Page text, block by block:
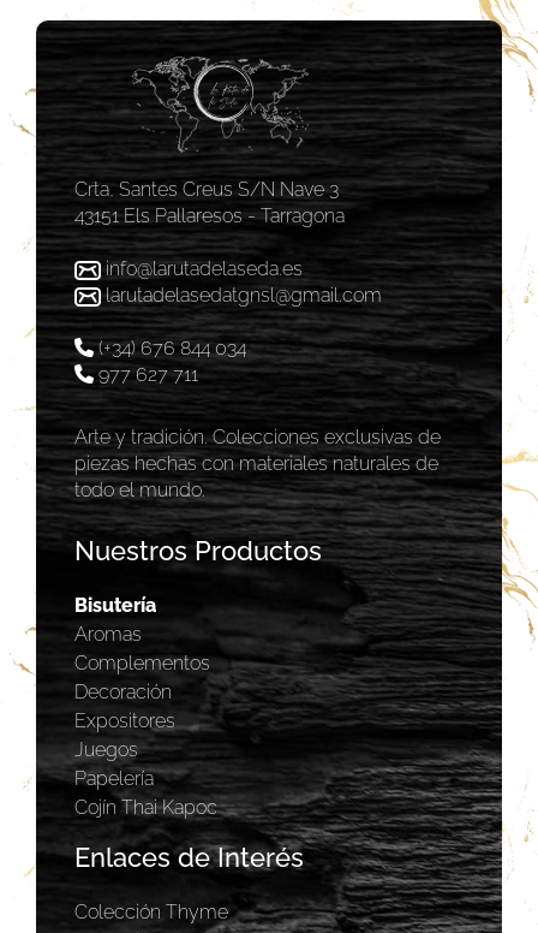
Crta, Santes Creus S/N Nave 3
43151 Els Pallaresos - Tarragona
info@larutadelaseda.es
larutadelasedatgnsl@gmail.com
(+34) 676 844 034
977 627 711
Arte y tradición. Colecciones exclusivas de
piezas hechas con materiales naturales de
todo el mundo.
Nuestros Productos
Bisutería
Aromas
Complementos
Decoración
Expositores
Juegos
Papelería
Cojín Thai Kapoc
Enlaces de Interés
Colección Thyme